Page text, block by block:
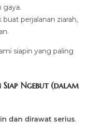
gaya.
perjalanan ziarah,
siapin yang paling
Ngebut (dalam
dan dirawat serius.